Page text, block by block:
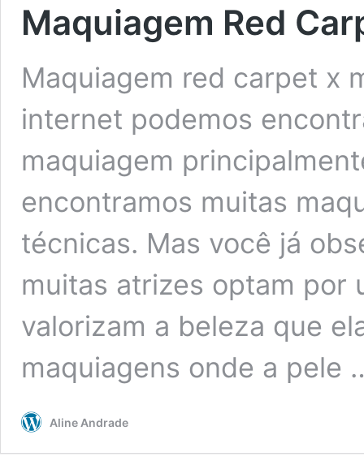
Maquiagem Red
Maquiagem red carpet x
internet podemos
maquiagem
encontramos muitas
técnicas. Mas você já
muitas atrizes optam por
valorizam a beleza que
maquiagens onde a pele
Aline Andrade